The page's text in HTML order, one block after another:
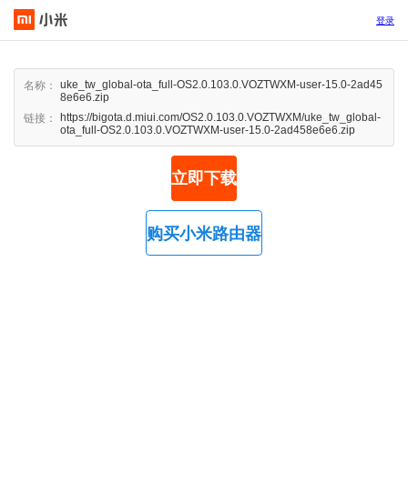
登录
名称：
uke_tw_global-ota_full-OS2.0.103.0.VOZTWXM-user-15.0-2ad45
8e6e6.zip
链接：
https://bigota.d.miui.com/OS2.0.103.0.VOZTWXM/uke_tw_global-
ota_full-OS2.0.103.0.VOZTWXM-user-15.0-2ad458e6e6.zip
立即下载
购买小米路由器